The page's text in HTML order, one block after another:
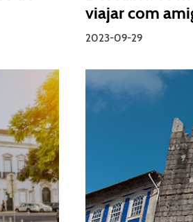
viajar com
2023-09-29